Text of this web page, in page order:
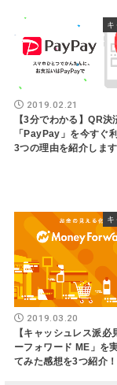
キ
2019.02.21
【3分でわかる】QR決
「PayPay」を今すぐ
3つの理由を紹介します
キ
2019.03.20
【キャッシュレス派必
ーフォワード ME」を
てみた感想を3つ紹介！